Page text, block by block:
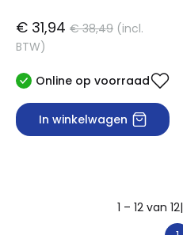
€ 31,94 € 38,49 (incl.
BTW)
Online op voorraad
In winkelwagen
1 – 12 van 12|